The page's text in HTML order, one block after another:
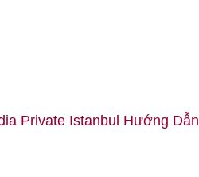
Private Istanbul Hướng Dẫn